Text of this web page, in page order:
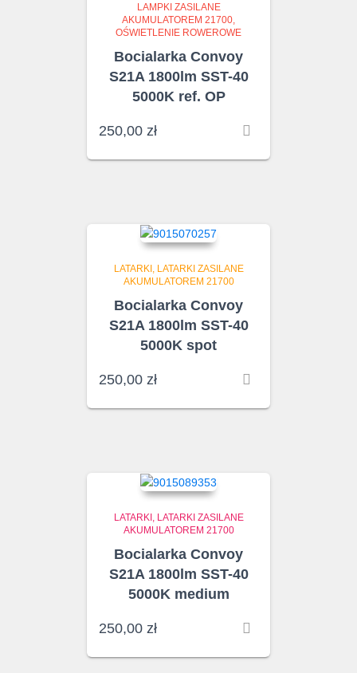
LAMPKI ZASILANE
AKUMULATOREM 21700
OŚWIETLENIE ROWEROWE
Bocialarka Convoy
S21A 1800lm SST-40
5000K ref. OP
250,00 zł
LATARKI
LATARKI ZASILANE
AKUMULATOREM 21700
Bocialarka Convoy
S21A 1800lm SST-40
5000K spot
250,00 zł
LATARKI
LATARKI ZASILANE
AKUMULATOREM 21700
Bocialarka Convoy
S21A 1800lm SST-40
5000K medium
250,00 zł